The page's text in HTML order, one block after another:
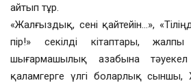
айтып тұр.
«Жалғыздық, сені қайтейін…»,
пір!» секілді кітаптары,
шығармашылық азабына
қаламгерге үлгі боларлық